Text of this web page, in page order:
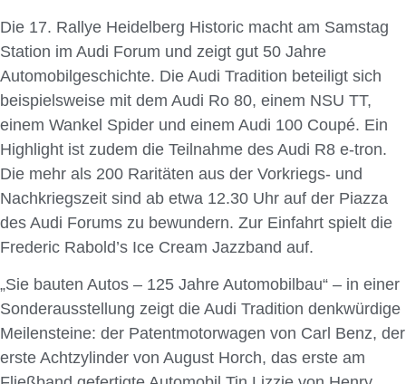
Die 17. Rallye Heidelberg Historic macht am Samstag
Station im Audi Forum und zeigt gut 50 Jahre
Automobilgeschichte. Die Audi Tradition beteiligt sich
beispielsweise mit dem Audi Ro 80, einem NSU TT,
einem Wankel Spider und einem Audi 100 Coupé. Ein
Highlight ist zudem die Teilnahme des Audi R8 e-tron.
Die mehr als 200 Raritäten aus der Vorkriegs- und
Nachkriegszeit sind ab etwa 12.30 Uhr auf der Piazza
des Audi Forums zu bewundern. Zur Einfahrt spielt die
Frederic Rabold’s Ice Cream Jazzband auf.
„Sie bauten Autos – 125 Jahre Automobilbau“ – in einer
Sonderausstellung zeigt die Audi Tradition denkwürdige
Meilensteine: der Patentmotorwagen von Carl Benz, der
erste Achtzylinder von August Horch, das erste am